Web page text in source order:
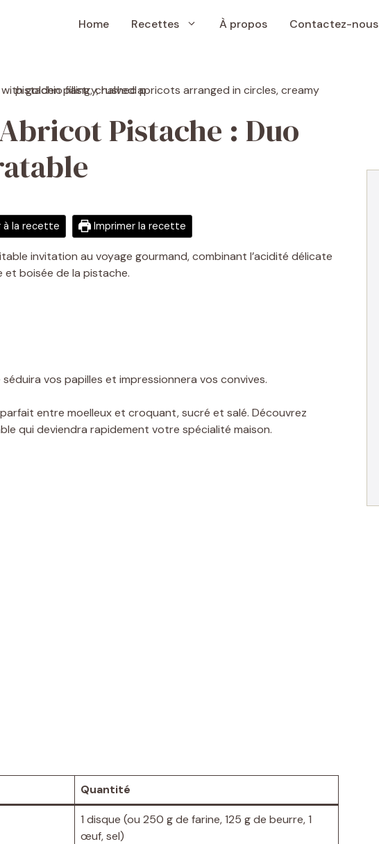
Home Recettes À propos Contactez-nous
Pistache : Duo
à la recette Imprimer la recette
invitation au voyage gourmand, combinant l’acidité délicate
et boisée de la pistache.
vos papilles et impressionnera vos convives.
entre moelleux et croquant, sucré et salé. Découvrez
qui deviendra rapidement votre spécialité maison.
Quantité
1 disque (ou 250 g de farine, 125 g de beurre, 1
œuf, sel)